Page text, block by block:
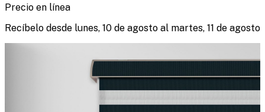
Precio en línea
Recíbelo desde lunes, 10 de agosto al martes, 11 de agosto